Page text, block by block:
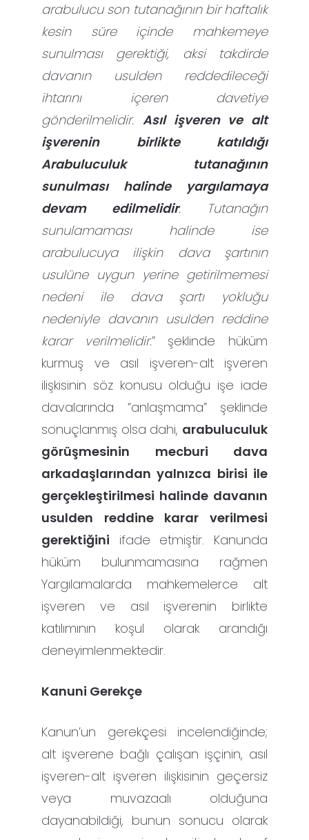
arabulucu son tutanağının bir haftalık
kesin süre içinde mahkemeye
sunulması gerektiği, aksi takdirde
davanın usulden reddedileceği
ihtarını içeren davetiye
gönderilmelidir. Asıl işveren ve alt
işverenin birlikte katıldığı
Arabuluculuk tutanağının
sunulması halinde yargılamaya
devam edilmelidir. Tutanağın
sunulamaması halinde ise
arabulucuya ilişkin dava şartının
usulüne uygun yerine getirilmemesi
nedeni ile dava şartı yokluğu
nedeniyle davanın usulden reddine
karar verilmelidir.” şeklinde hüküm
kurmuş ve asıl işveren-alt işveren
ilişkisinin söz konusu olduğu işe iade
davalarında “anlaşmama” şeklinde
sonuçlanmış olsa dahi, arabuluculuk
görüşmesinin mecburi dava
arkadaşlarından yalnızca birisi ile
gerçekleştirilmesi halinde davanın
usulden reddine karar verilmesi
gerektiğini ifade etmiştir. Kanunda
hüküm bulunmamasına rağmen
Yargılamalarda mahkemelerce alt
işveren ve asıl işverenin birlikte
katılımının koşul olarak arandığı
deneyimlenmektedir.
Kanuni Gerekçe
Kanun’un gerekçesi incelendiğinde;
alt işverene bağlı çalışan işçinin, asıl
işveren-alt işveren ilişkisinin geçersiz
veya muvazaalı olduğuna
dayanabildiği, bunun sonucu olarak